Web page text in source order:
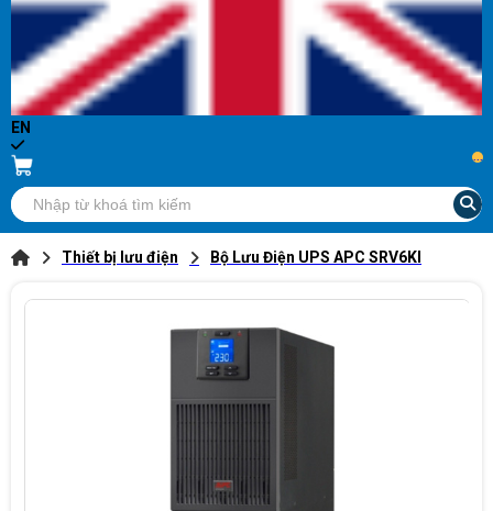
EN
...
Thiết bị lưu điện Bộ Lưu Điện UPS APC SRV6KI